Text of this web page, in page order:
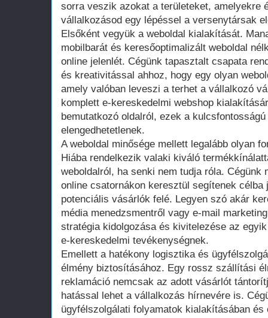
sorra veszik azokat a területeket, amelyekre
vállalkozásod egy lépéssel a versenytársak
Elsőként vegyük a weboldal kialakítását.
mobilbarát és keresőoptimalizált weboldal
online jelenlét. Cégünk tapasztalt csapata
és kreativitással ahhoz, hogy egy olyan
amely valóban leveszi a terhet a vállalkozó
komplett e-kereskedelmi webshop
bemutatkozó oldalról, ezek a
elengedhetetlenek.
A weboldal minősége mellett legalább olyan
Hiába rendelkezik valaki kiváló
weboldalról, ha senki nem tudja róla. Cégünk
online csatornákon keresztül segítenek
potenciális vásárlók felé. Legyen szó akár
média menedzsmentről vagy e-mail
stratégia kidolgozása és kivitelezése az
e-kereskedelmi tevékenységnek.
Emellett a hatékony logisztika és
élmény biztosításához. Egy rossz szállítási
reklamáció nemcsak az adott vásárlót
hatással lehet a vállalkozás hírnevére is.
ügyfélszolgálati folyamatok kialakításában